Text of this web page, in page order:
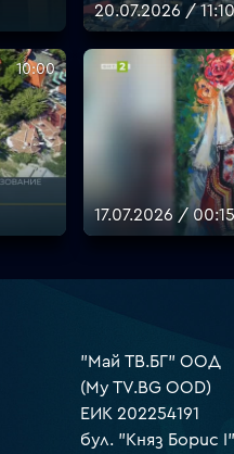
20.07.2026 /
10:00
17.07.2026 / 00:15
"Май ТВ.БГ" ООД
(My TV.BG OOD)
ЕИК 202254191
бул. "Княз Борис